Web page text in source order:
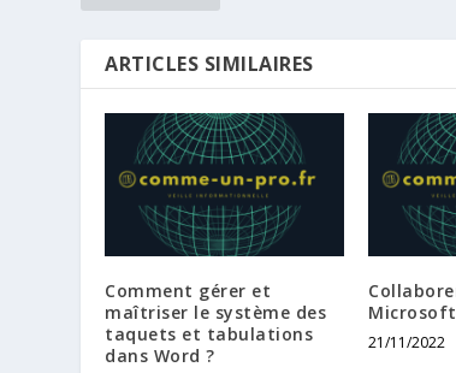
ARTICLES SIMILAIRES
Comment gérer et
maîtriser le système des
taquets et tabulations
dans Word ?
21/11/2022